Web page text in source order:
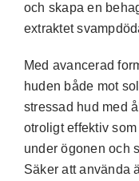
och skapa en
extraktet
Med avancerad
huden både mot
stressad hud med
otroligt effektiv
under ögonen och
Säker att använda